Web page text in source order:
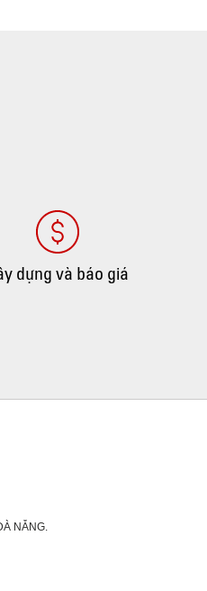
dựng và báo giá
NẴNG.